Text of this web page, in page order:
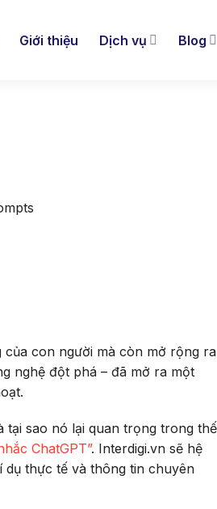
Giới thiệu Dịch vụ Blog
của con người mà còn mở rộng ra
nghệ đột phá – đã mở ra một
tại sao nó lại quan trọng trong thế
ChatGPT”. Interdigi.vn sẽ hệ
thực tế và thông tin chuyên